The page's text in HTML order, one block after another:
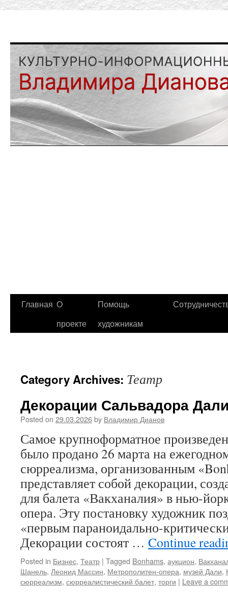
Главная О
проекте
Помощь
художникам
Category Archives: Театр
Декорации Сальвадора
Posted on 29.03.2026by Владимир Дианов
Самое крупноформатное
было продано 26 марта на
сюрреализма, организованным
представляет собой декорации,
для балета «Вакханалия» в нью-
опера. Эту постановку художник
«первым параноидально-
Декорации состоят … Continue
Posted in Бизнес, Театр | Tagged Bonhams, аукцион,
Шанель, Леонид Массин, Метрополитен-опера, музей Дали,
сюрреализм, сюрреалистический балет, торги | Leave a